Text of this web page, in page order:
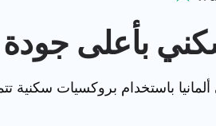
بأعلى جودة
باستخدام بروكسيات سكنية